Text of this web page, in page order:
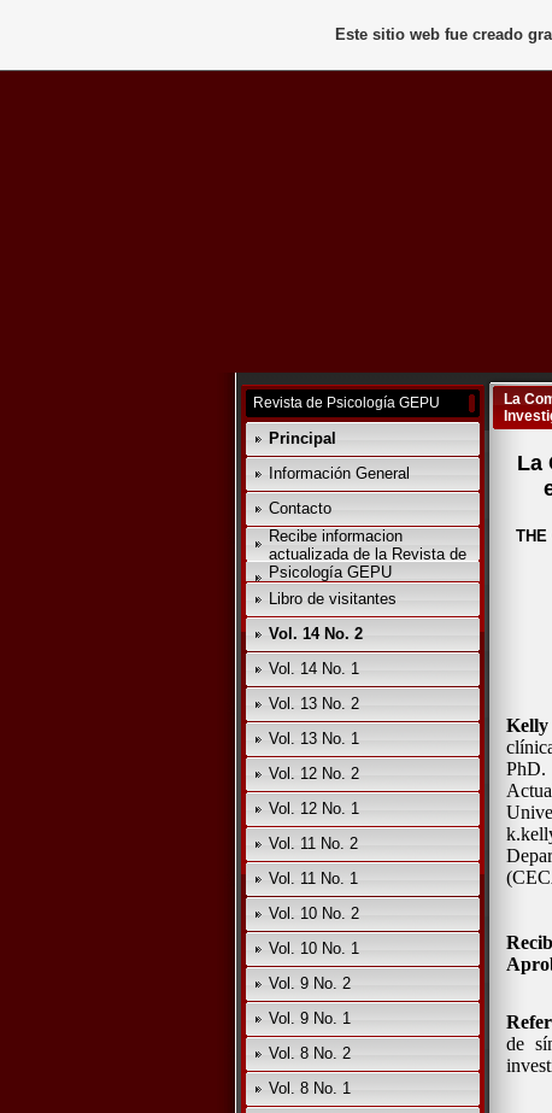
Revista de Psicología GEPU
Principal
Información General
Contacto
Recibe informacion
actualizada de la Revista de
Psicología GEPU
Libro de visitantes
Vol. 14 No. 2
Vol. 14 No. 1
Vol. 13 No. 2
Vol. 13 No. 1
Vol. 12 No. 2
Vol. 12 No. 1
Vol. 11 No. 2
Vol. 11 No. 1
Vol. 10 No. 2
Vol. 10 No. 1
Vol. 9 No. 2
Vol. 9 No. 1
Vol. 8 No. 2
Vol. 8 No. 1
La
La
THE
Kelly
de
Este sitio web fue creado